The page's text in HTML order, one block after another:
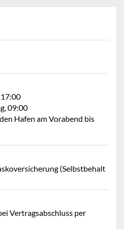
09:00
Hafen am Vorabend bis
(Selbstbehalt
Vertragsabschluss per